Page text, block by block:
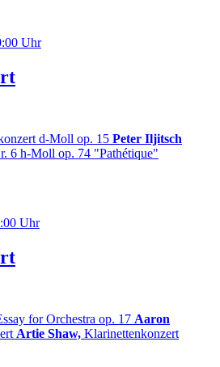
Uhr
d-Moll op. 15 Peter Iljitsch
6 h-Moll op. 74 "Pathétique"
Uhr
for Orchestra op. 17 Aaron
Artie Shaw, Klarinettenkonzert